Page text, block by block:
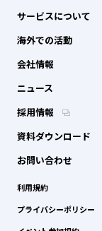
サービスについて
海外での活動
会社情報
ニュース
採用情報
資料ダウンロード
お問い合わせ
利用規約
プライバシーポリシー